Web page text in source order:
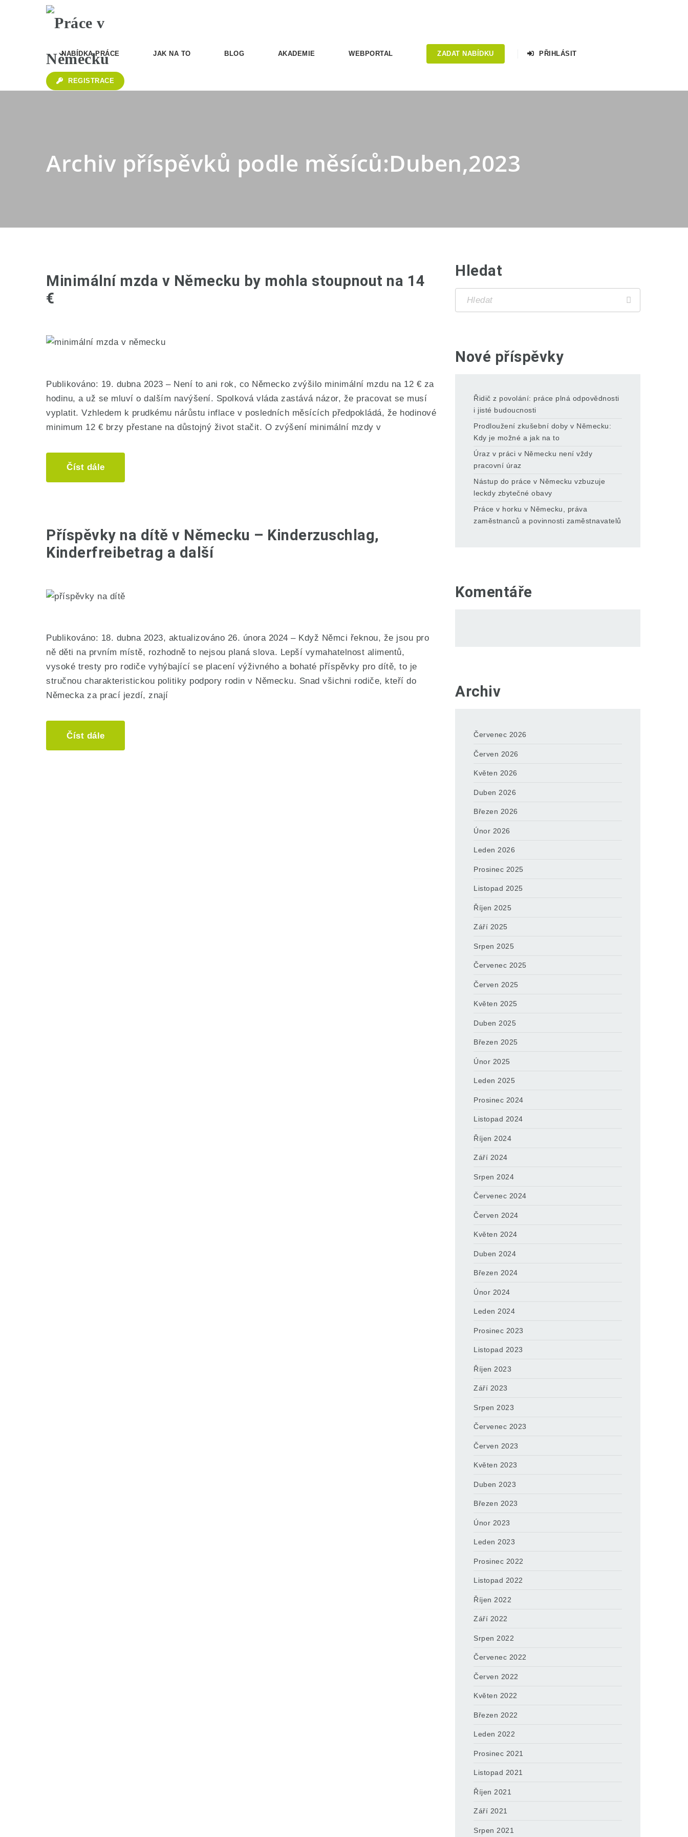
NABÍDKA PRÁCE JAK NA TO BLOG AKADEMIE WEBPORTAL ZADAT NABÍDKU PŘIHLÁSIT
REGISTRACE
Archiv příspěvků podle měsíců:Duben,2023
Minimální mzda v Německu by mohla stoupnout na 14
€
Publikováno: 19. dubna 2023 – Není to ani rok, co Německo zvýšilo minimální mzdu na 12 € za
hodinu, a už se mluví o dalším navýšení. Spolková vláda zastává názor, že pracovat se musí
vyplatit. Vzhledem k prudkému nárůstu inflace v posledních měsících předpokládá, že hodinové
minimum 12 € brzy přestane na důstojný život stačit. O zvýšení minimální mzdy v
Číst dále
Příspěvky na dítě v Německu – Kinderzuschlag,
Kinderfreibetrag a další
Publikováno: 18. dubna 2023, aktualizováno 26. února 2024 – Když Němci řeknou, že jsou pro
ně děti na prvním místě, rozhodně to nejsou planá slova. Lepší vymahatelnost alimentů,
vysoké tresty pro rodiče vyhýbající se placení výživného a bohaté příspěvky pro dítě, to je
stručnou charakteristickou politiky podpory rodin v Německu. Snad všichni rodiče, kteří do
Německa za prací jezdí, znají
Číst dále
Hledat
Nové příspěvky
Řidič z povolání: práce plná odpovědnosti
i jisté budoucnosti
Prodloužení zkušební doby v Německu:
Kdy je možné a jak na to
Úraz v práci v Německu není vždy
pracovní úraz
Nástup do práce v Německu vzbuzuje
leckdy zbytečné obavy
Práce v horku v Německu, práva
zaměstnanců a povinnosti zaměstnavatelů
Komentáře
Archiv
Červenec 2026
Červen 2026
Květen 2026
Duben 2026
Březen 2026
Únor 2026
Leden 2026
Prosinec 2025
Listopad 2025
Říjen 2025
Září 2025
Srpen 2025
Červenec 2025
Červen 2025
Květen 2025
Duben 2025
Březen 2025
Únor 2025
Leden 2025
Prosinec 2024
Listopad 2024
Říjen 2024
Září 2024
Srpen 2024
Červenec 2024
Červen 2024
Květen 2024
Duben 2024
Březen 2024
Únor 2024
Leden 2024
Prosinec 2023
Listopad 2023
Říjen 2023
Září 2023
Srpen 2023
Červenec 2023
Červen 2023
Květen 2023
Duben 2023
Březen 2023
Únor 2023
Leden 2023
Prosinec 2022
Listopad 2022
Říjen 2022
Září 2022
Srpen 2022
Červenec 2022
Červen 2022
Květen 2022
Březen 2022
Leden 2022
Prosinec 2021
Listopad 2021
Říjen 2021
Září 2021
Srpen 2021